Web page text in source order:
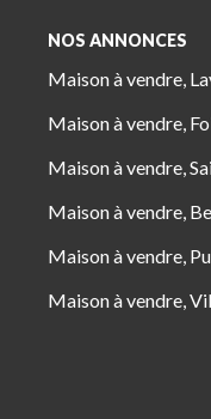
NOS ANNONCES
Maison à vendre,
Maison à vendre,
Maison à vendre,
Maison à vendre,
Maison à vendre,
Maison à vendre,